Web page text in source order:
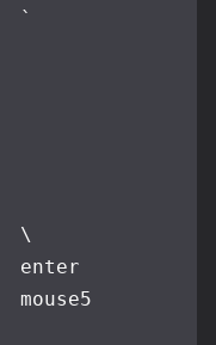
`
\
enter
mouse5